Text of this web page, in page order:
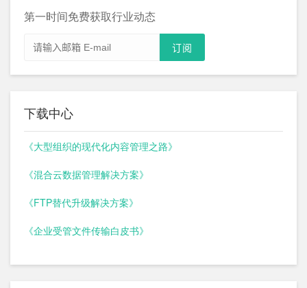
第一时间免费获取行业动态
下载中心
《大型组织的现代化内容管理之路》
《混合云数据管理解决方案》
《FTP替代升级解决方案》
《企业受管文件传输白皮书》